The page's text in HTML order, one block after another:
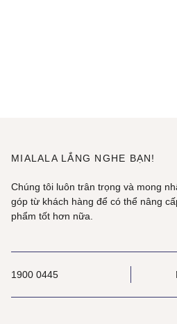
MIALALA LẮNG NGHE BẠN!
Chúng tôi luôn trân trọng và mong
góp từ khách hàng để có thể nâng
phẩm tốt hơn nữa.
1900 0445